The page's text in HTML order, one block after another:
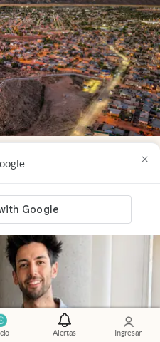
Alertas Ingresar
×
cambia de mapa: la
a Añelo